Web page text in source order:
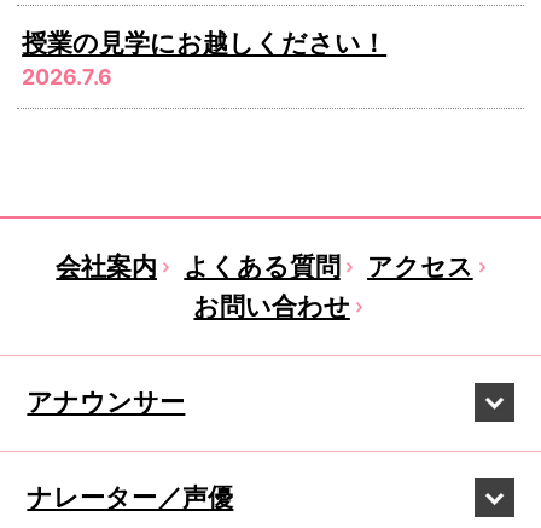
授業の見学にお越しください！
2026.7.6
会社案内 よくある質問
アクセス
お問い合わせ
アナウンサー
ナレーター／声優